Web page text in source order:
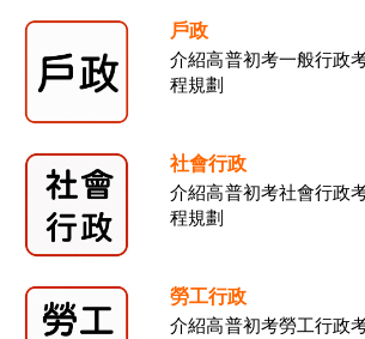
戶政
介紹高普初考一般行政
程規劃
社會行政
介紹高普初考社會行政
程規劃
勞工行政
介紹高普初考勞工行政